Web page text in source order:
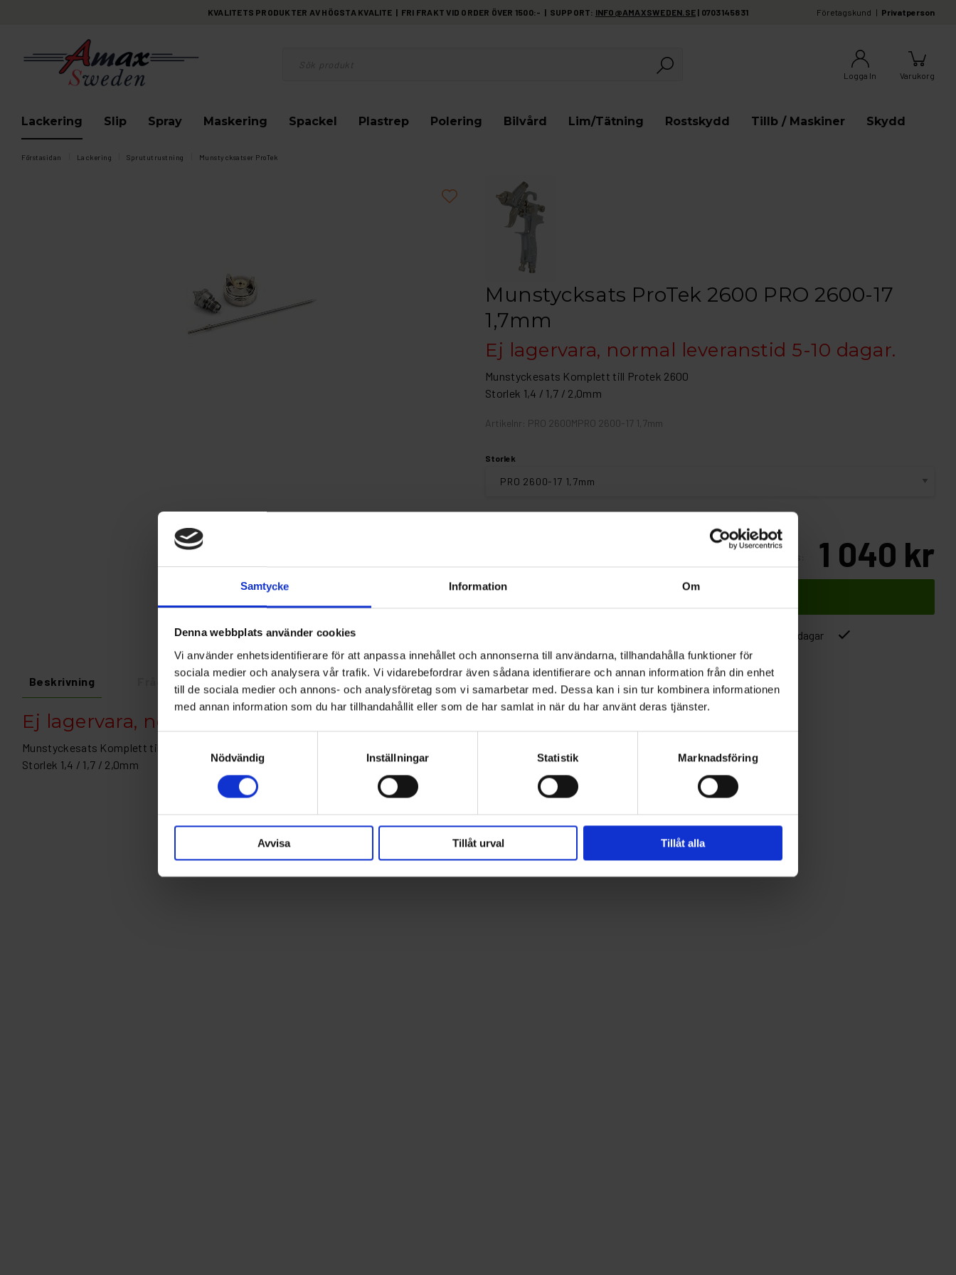
Samtycke Information Om
Denna webbplats använder cookies
Vi använder enhetsidentifierare för att anpassa innehållet och annonserna till användarna, tillhandahålla funktioner för
sociala medier och analysera vår trafik. Vi vidarebefordrar även sådana identifierare och annan information från din enhet
till de sociala medier och annons- och analysföretag som vi samarbetar med. Dessa kan i sin tur kombinera informationen
med annan information som du har tillhandahållit eller som de har samlat in när du har använt deras tjänster.
Nödvändig
Inställningar Statistik Marknadsföring
Avvisa Tillåt urval Tillåt alla
Företagskund Privatperson
KVALITETS PRODUKTER AV HÖGSTA KVALITE | FRI FRAKT VID ORDER ÖVER 1500:- | SUPPORT: INFO@AMAXSWEDEN.SE | 0703145831
Varukorg
Logga In
Lackering Slip Spray Maskering Spackel Plastrep Polering Bilvård Lim/Tätning Rostskydd Tillb / Maskiner Skydd
Förstasidan Lackering Sprututrustning Munstycksatser ProTek
Munstycksats ProTek 2600 PRO 2600-17
1,7mm
Ej lagervara, normal leveranstid 5-10 dagar.
Munstyckesats Komplett till Protek 2600
Storlek 1,4 / 1,7 / 2,0mm
Artikelnr: PRO 2600MPRO 2600-17 1,7mm
Storlek
Inkl. moms: 1 040 kr
Leverans inom 1-5 dagar
Beskrivning Recensioner
Ej lagervara, normal leveranstid 5-10 dagar.
Munstyckesats Komplett till Protek 2600
Storlek 1,4 / 1,7 / 2,0mm